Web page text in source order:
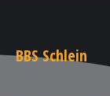
BBS Schlein